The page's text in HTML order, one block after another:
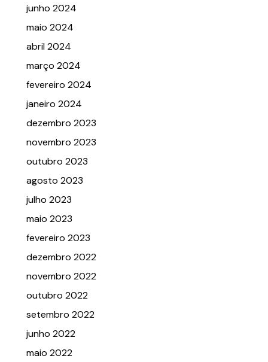
junho 2024
maio 2024
abril 2024
março 2024
fevereiro 2024
janeiro 2024
dezembro 2023
novembro 2023
outubro 2023
agosto 2023
julho 2023
maio 2023
fevereiro 2023
dezembro 2022
novembro 2022
outubro 2022
setembro 2022
junho 2022
maio 2022